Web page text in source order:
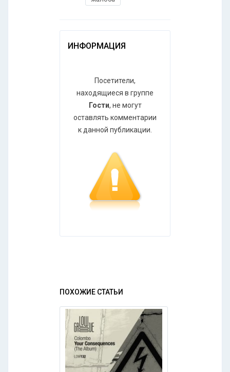
ИНФОРМАЦИЯ
Посетители,
находящиеся в группе
Гости, не могут
оставлять комментарии
к данной публикации.
ПОХОЖИЕ СТАТЬИ